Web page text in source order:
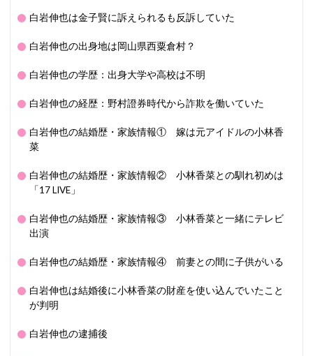
白岩伸也は金子賢に訴えられるも反訴していた
白岩伸也の出身地は岡山県西粟倉村？
白岩伸也の学歴：出身大学や高校は不明
白岩伸也の経歴：野村證券時代から詐欺を働いていた
白岩伸也の結婚歴・家族情報① 嫁は元アイドルの小林香
菜
白岩伸也の結婚歴・家族情報② 小林香菜との馴れ初めは
「17 LIVE」
白岩伸也の結婚歴・家族情報③ 小林香菜と一緒にテレビ
出演
白岩伸也の結婚歴・家族情報④ 前妻との間に子供がいる
白岩伸也は結婚後に小林香菜の財産を使い込んでいたこと
が判明
白岩伸也の逮捕後